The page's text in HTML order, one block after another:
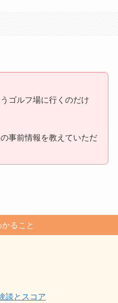
うゴルフ場に行くのだけ
事前情報を教えていただ
ること
談とスコア